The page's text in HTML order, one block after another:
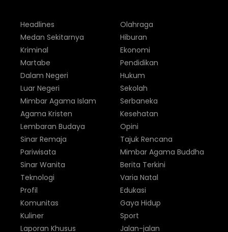
Headlines
Medan Sekitarnya
Kriminal
Martabe
Dalam Negeri
Luar Negeri
Olahraga
Hiburan
Ekonomi
Pendidikan
Hukum
Sekolah
Mimbar Agama Islam
Agama Kristen
Lembaran Budaya
Sinar Remaja
Pariwisata
Sinar Wanita
Serbaneka
Kesehatan
Opini
Tajuk Rencana
Mimbar Agama Buddha
Berita Terkini
Teknologi
Profil
Komunitas
Kuliner
Laporan Khusus
Varia Natal
Edukasi
Gaya Hidup
Sport
Jalan-jalan